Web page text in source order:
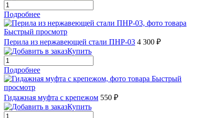
Подробнее
Быстрый просмотр
Перила из нержавеющей стали ПНР-03 4 300 ₽
Купить
Подробнее
Быстрый
просмотр
Гидажная муфта с крепежом 550 ₽
Купить